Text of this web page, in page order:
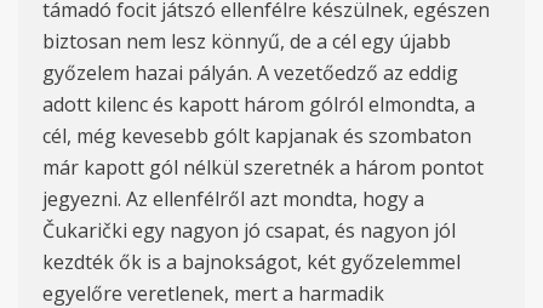
támadó focit játszó ellenfélre készülnek, egészen
biztosan nem lesz könnyű, de a cél egy újabb
győzelem hazai pályán. A vezetőedző az eddig
adott kilenc és kapott három gólról elmondta, a
cél, még kevesebb gólt kapjanak és szombaton
már kapott gól nélkül szeretnék a három pontot
jegyezni. Az ellenfélről azt mondta, hogy a
Čukarički egy nagyon jó csapat, és nagyon jól
kezdték ők is a bajnokságot, két győzelemmel
egyelőre veretlenek, mert a harmadik